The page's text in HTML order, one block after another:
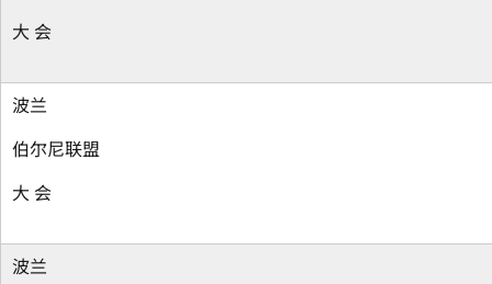
大 会
波兰
伯尔尼联盟
大 会
波兰